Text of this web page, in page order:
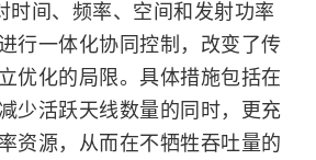
时间、频率、空间和发射功率
行一体化协同控制，改变了传
优化的局限。具体措施包括在
少活跃天线数量的同时，更充
资源，从而在不牺牲吞吐量的